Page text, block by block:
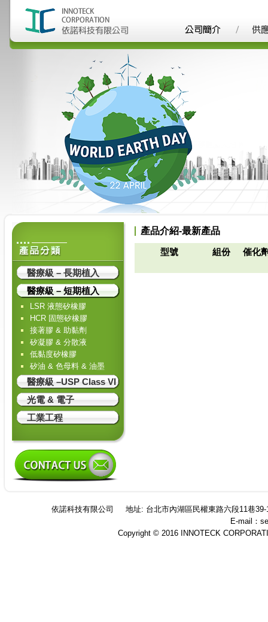
醫療級 – 長期植入
醫療級 – 短期植入
LSR 液態矽橡膠
HCR 固態矽橡膠
接著膠 & 助黏劑
矽凝膠 & 分散液
低黏度矽橡膠
矽油 & 色母料 & 油墨
醫療級 –USP Class VI
光電 & 電子
工業工程
產品介紹-最新產品
型號 組份 催化
依諾科技有限公司
地址: 台北市內湖區民權東路六段11巷
E-mail：
Copyright © 2016 INNOTECK